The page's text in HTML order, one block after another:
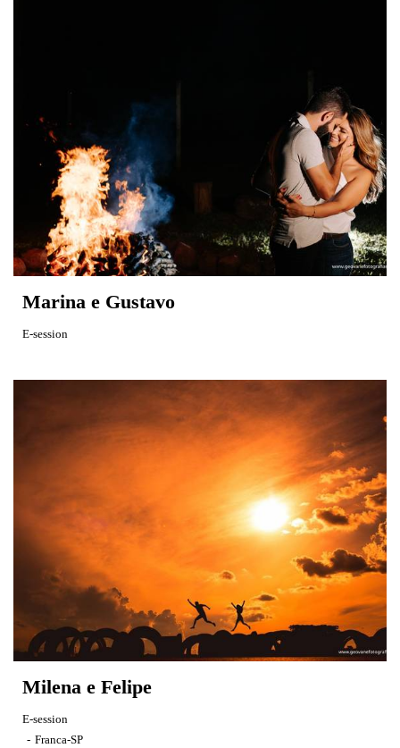
Marina e Gustavo
E-session
Milena e Felipe
E-session
Franca-SP